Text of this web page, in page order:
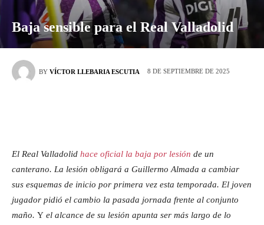
Baja sensible para el Real Valladolid
BY VÍCTOR LLEBARIA ESCUTIA 8 DE SEPTIEMBRE DE 2025
El Real Valladolid hace oficial la baja por lesión de un
canterano. La lesión obligará a Guillermo Almada a cambiar
sus esquemas de inicio por primera vez esta temporada. El joven
jugador pidió el cambio la pasada jornada frente al conjunto
maño. Y el alcance de su lesión apunta ser más largo de lo